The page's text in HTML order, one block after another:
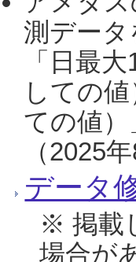
測デー
「日最
しての
ての値
（2025
データ
※ 掲載
場合が